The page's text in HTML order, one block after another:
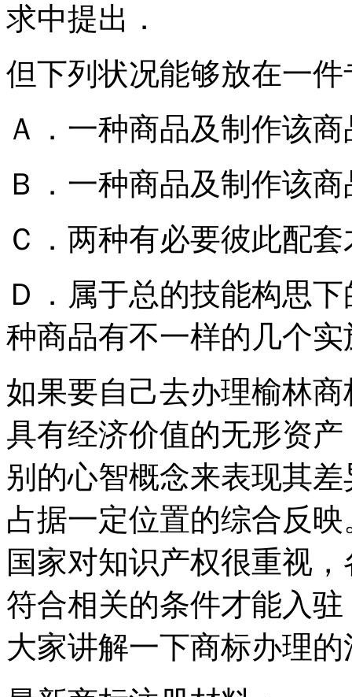
求中提出．
但下列状况能够放在一
Ａ．一种商品及制作该
Ｂ．一种商品及制作该
Ｃ．两种有必要彼此配
Ｄ．属于总的技能构思
种商品有不一样的几个
如果要自己去办理榆林
具有经济价值的无形资
别的心智概念来表现其
占据一定位置的综合反
国家对知识产权很重视
符合相关的条件才能入
大家讲解一下商标办理